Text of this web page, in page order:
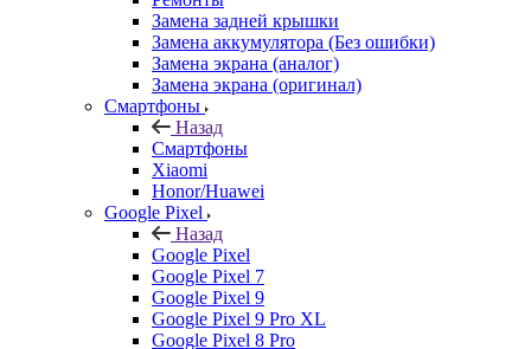
Замена задней крышки
Замена аккумулятора (Без ошибки)
Замена экрана (аналог)
Замена экрана (оригинал)
Смартфоны
Назад
Смартфоны
Xiaomi
Honor/Huawei
Google Pixel
Назад
Google Pixel
Google Pixel 7
Google Pixel 9
Google Pixel 9 Pro XL
Google Pixel 8 Pro